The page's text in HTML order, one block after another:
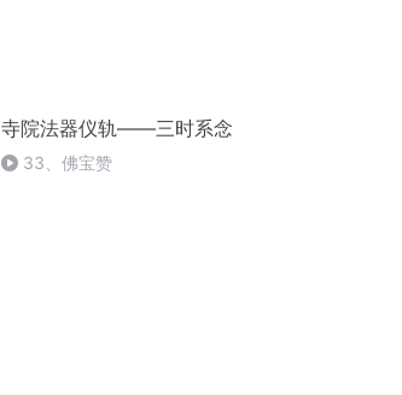
寺院法器仪轨——三时系念
33、佛宝赞